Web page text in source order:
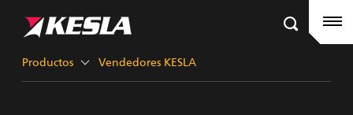
Productos Vendedores KESLA
Frontpage
Productos